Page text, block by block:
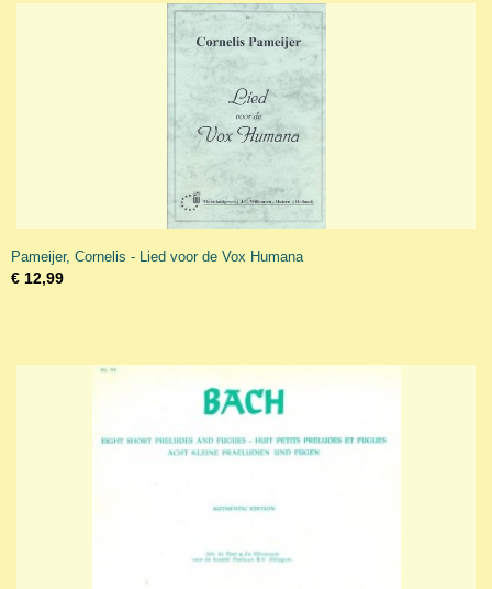
Pameijer, Cornelis - Lied voor de Vox Humana
€ 12,99